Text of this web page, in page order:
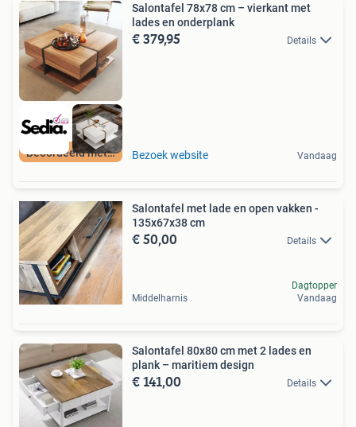
Beoordeeld met 9+
Salontafel 78x78 cm – vierkant met
lades en onderplank
€ 379,95 Details
Bezoek website Vandaag
Salontafel met lade en open vakken -
135x67x38 cm
€ 50,00 Details
Middelharnis
Dagtopper
Vandaag
Salontafel 80x80 cm met 2 lades en
plank – maritiem design
€ 141,00 Details